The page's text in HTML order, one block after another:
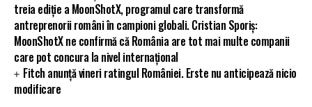
treia ediție a MoonShotX, programul care transformă
antreprenorii români în campioni globali. Cristian Sporiș:
MoonShotX ne confirmă că România are tot mai multe companii
care pot concura la nivel internațional
Fitch anunță vineri ratingul României. Erste nu anticipează nicio
modificare